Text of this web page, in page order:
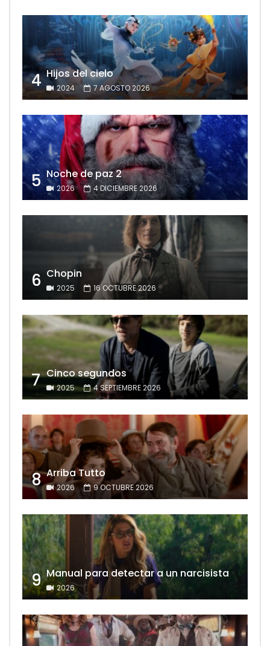
4 Hijos del cielo
2024 7 AGOSTO 2026
5 Noche de paz 2
2026 4 DICIEMBRE 2026
6 Chopin
2025 16 OCTUBRE 2026
7 Cinco segundos
2025 4 SEPTIEMBRE 2026
8 Arriba Tutto
2026 9 OCTUBRE 2026
9 Manual para detectar a un narcisista
2026